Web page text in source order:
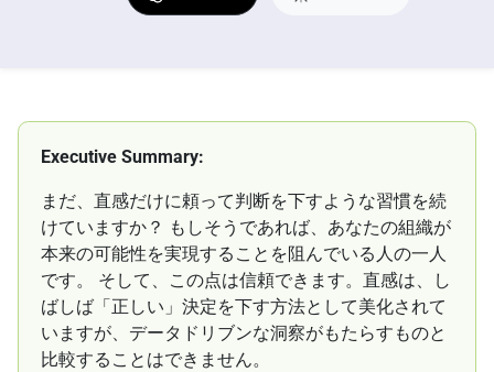
Executive Summary:
まだ、直感だけに頼って判断を下すような習慣を続
けていますか？ もしそうであれば、あなたの組織が
本来の可能性を実現することを阻んでいる人の一人
です。 そして、この点は信頼できます。直感は、し
ばしば「正しい」決定を下す方法として美化されて
いますが、データドリブンな洞察がもたらすものと
比較することはできません。